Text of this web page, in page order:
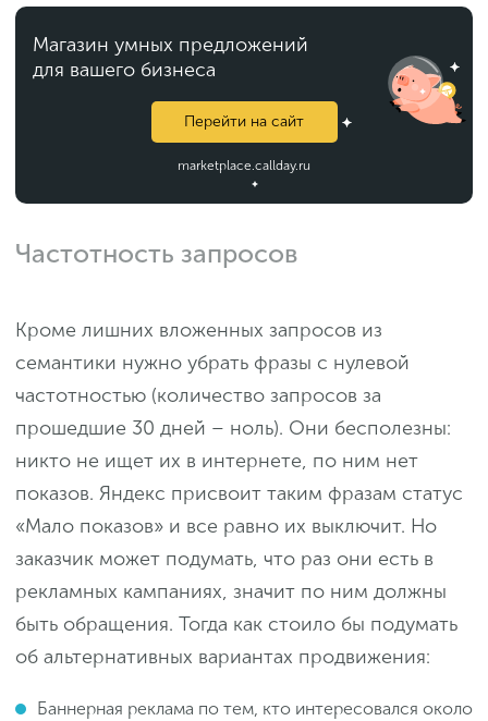
Магазин умных предложений
для вашего бизнеса
Перейти на сайт
marketplace.callday.ru
Частотность запросов
Кроме лишних вложенных запросов из
семантики нужно убрать фразы с нулевой
частотностью (количество запросов за
прошедшие 30 дней – ноль). Они бесполезны:
никто не ищет их в интернете, по ним нет
показов. Яндекс присвоит таким фразам статус
«Мало показов» и все равно их выключит. Но
заказчик может подумать, что раз они есть в
рекламных кампаниях, значит по ним должны
быть обращения. Тогда как стоило бы подумать
об альтернативных вариантах продвижения:
Баннерная реклама по тем, кто интересовался около